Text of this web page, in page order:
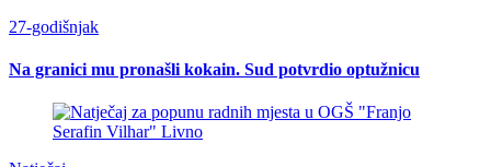
27-godišnjak
Na granici mu pronašli kokain. Sud potvrdio optužnicu